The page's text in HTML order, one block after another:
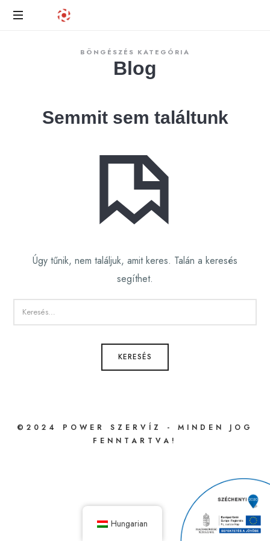
POWER
SZERVÍZ
BÖNGÉSZÉS KATEGÓRIA
Blog
Semmit sem találtunk
Úgy tűnik, nem találjuk, amit keres. Talán a keresés
segíthet.
©2024 POWER SZERVÍZ - MINDEN JOG
FENNTARTVA!
Hungarian